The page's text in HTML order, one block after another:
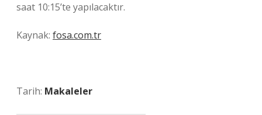
saat 10:15’te yapılacaktır.
Kaynak: fosa.com.tr
Tarih: Makaleler